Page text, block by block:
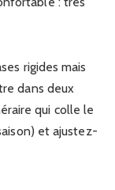
rigides mais
dans deux
qui colle le
et ajustez-